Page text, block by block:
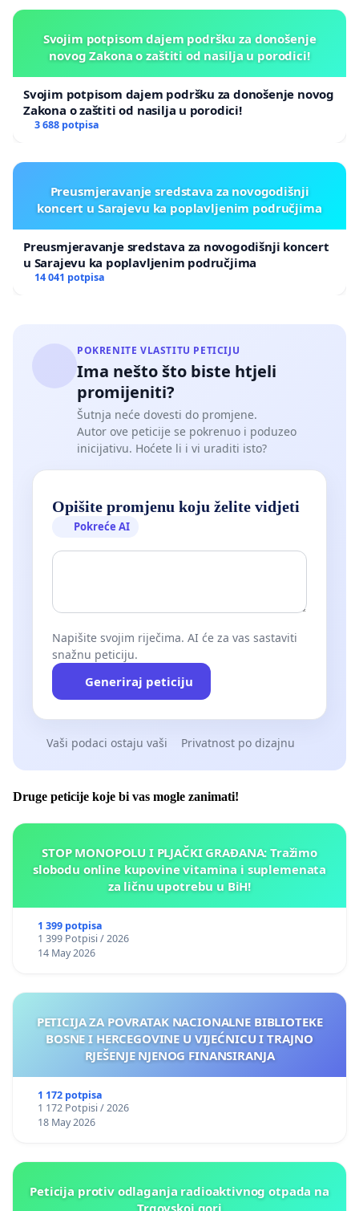
Svojim potpisom dajem podršku za donošenje
novog Zakona o zaštiti od nasilja u porodici!
Svojim potpisom dajem podršku za donošenje novog
Zakona o zaštiti od nasilja u porodici!
3 688 potpisa
Preusmjeravanje sredstava za novogodišnji
koncert u Sarajevu ka poplavljenim područjima
Preusmjeravanje sredstava za novogodišnji koncert
u Sarajevu ka poplavljenim područjima
14 041 potpisa
POKRENITE VLASTITU PETICIJU
Ima nešto što biste htjeli
promijeniti?
Šutnja neće dovesti do promjene.
Autor ove peticije se pokrenuo i poduzeo
inicijativu. Hoćete li i vi uraditi isto?
Opišite promjenu koju želite vidjeti
Pokreće AI
Napišite svojim riječima. AI će za vas sastaviti
snažnu peticiju.
Generiraj peticiju
Vaši podaci ostaju vaši Privatnost po dizajnu
Druge peticije koje bi vas mogle zanimati!
STOP MONOPOLU I PLJAČKI GRAĐANA: Tražimo
slobodu online kupovine vitamina i suplemenata
za ličnu upotrebu u BiH!
1 399 potpisa
1 399 Potpisi / 2026
14 May 2026
PETICIJA ZA POVRATAK NACIONALNE BIBLIOTEKE
BOSNE I HERCEGOVINE U VIJEĆNICU I TRAJNO
RJEŠENJE NJENOG FINANSIRANJA
1 172 potpisa
1 172 Potpisi / 2026
18 May 2026
Peticija protiv odlaganja radioaktivnog otpada na